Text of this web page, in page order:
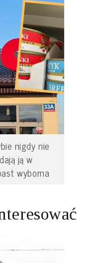
nigdy nie
ją w
wyborna